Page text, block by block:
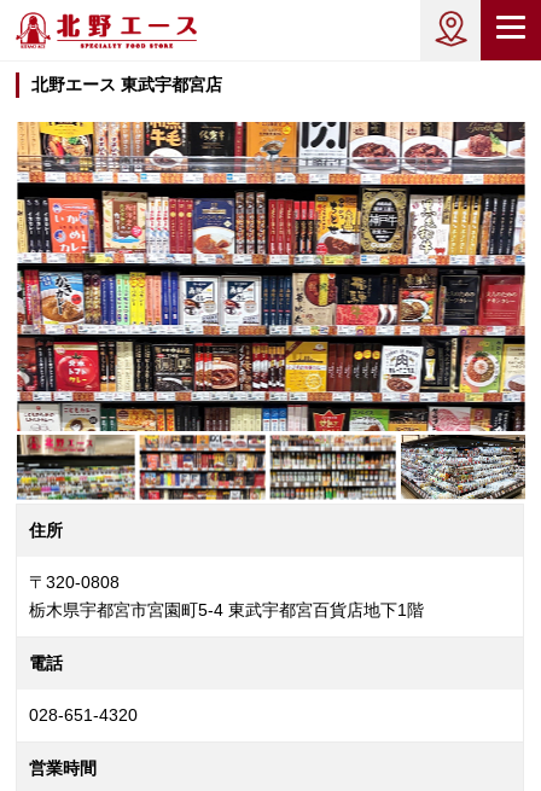
北野エース 東武宇都宮店
住所
〒320-0808
栃木県宇都宮市宮園町5-4 東武宇都宮百貨店地下1階
電話
028-651-4320
営業時間